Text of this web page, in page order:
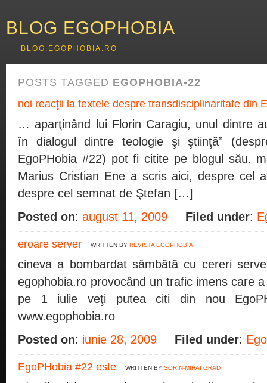
BLOG EGOPHOBIA
BLOG.EGOPHOBIA.RO
POSTS TAGGED EGOPHOBIA-22
noi reacţii la textele despre transdisciplinaritate din
… aparţinând lui Florin Caragiu, unul dintre
în dialogul dintre teologie şi ştiinţă”
EgoPHobia #22) pot fi citite pe blogul său.
Marius Cristian Ene a scris aici, despre cel
despre cel semnat de Ştefan […]
Posted on: august 11, 2009 Filed under:
eroare server WRITTEN BY REVISTA EGOPHOBIA
cineva a bombardat sâmbătă cu cereri
egophobia.ro provocând un trafic imens care
pe 1 iulie veţi putea citi din nou
www.egophobia.ro
Posted on: iunie 28, 2009 Filed under:
EgoPHobia #22 este WRITTEN BY SORIN-MIHAI GRAD